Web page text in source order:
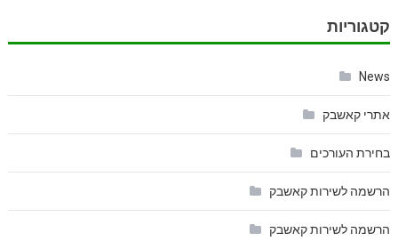
קטגוריות
News
אתרי קאשבק
בחירת העורכים
הרשמה לשירות קאשבק
הרשמה לשירות קאשבק